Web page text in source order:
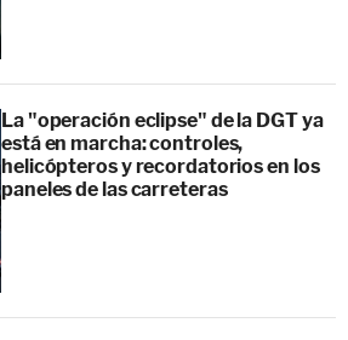
La "operación eclipse" de la DGT ya
está en marcha: controles,
helicópteros y recordatorios en los
paneles de las carreteras